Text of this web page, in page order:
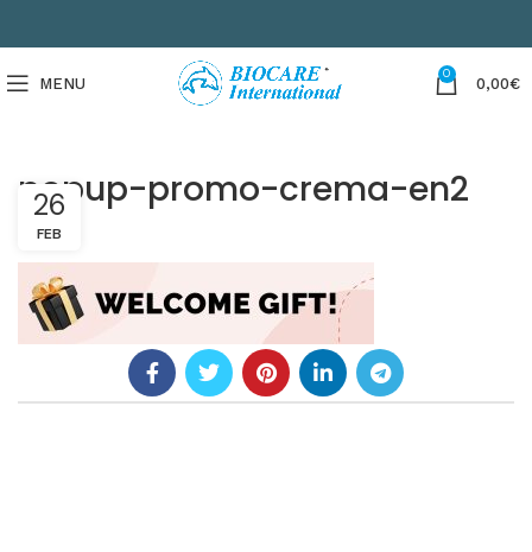
MENU
0
0,00€
popup-promo-crema-en2
26
FEB